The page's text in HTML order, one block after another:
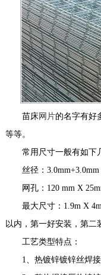
苗床网片的名字有好
等等。
常用尺寸一般有如下
丝径：
网孔：120 mm X
最大尺寸：1.9m X
以内，第一好安装，第二
工艺类型特点：
1、热镀锌镀锌丝焊